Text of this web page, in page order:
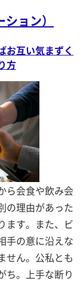
ョン）
お互い気まずく
方
ら会食や飲み会
の理由があった
ます。また、ビ
手の意に沿えな
せん。公私とも
ち。上手な断り